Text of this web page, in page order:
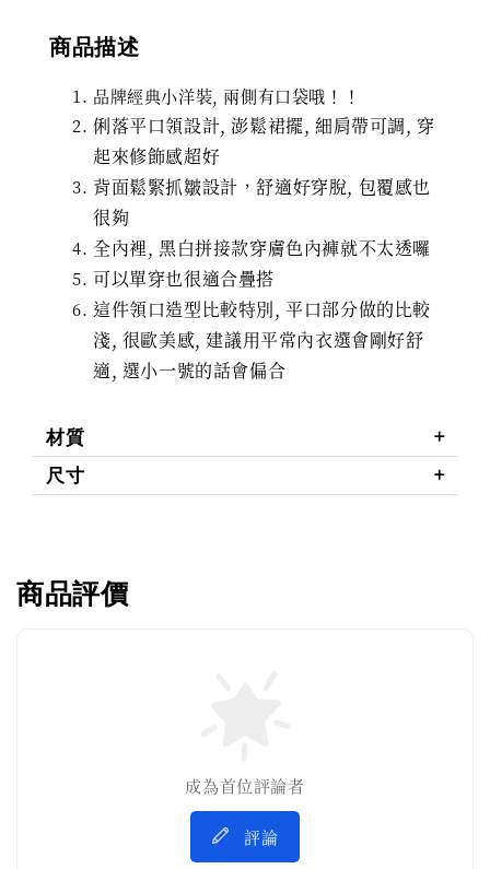
商品描述
品牌經典小洋裝, 兩側有口袋哦！！
俐落平口領設計,澎鬆裙擺,細肩帶可調, 穿
起來修飾感超好
背面鬆緊抓皺設計，舒適好穿脫, 包覆感也
很夠
全內裡, 黑白拼接款穿膚色內褲就不太透囉
可以單穿也很適合疊搭
這件領口造型比較特別, 平口部分做的比較
淺, 很歐美感, 建議用平常內衣選會剛好舒
適, 選小一號的話會偏合
材質
尺寸
商品評價
成為首位評論者
評論